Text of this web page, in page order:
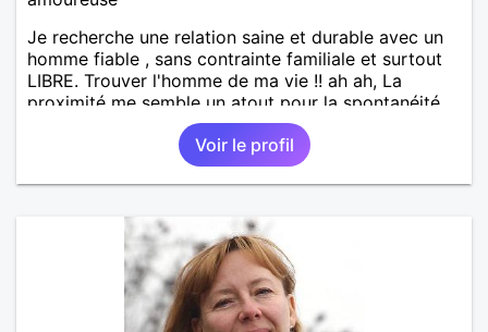
Je recherche une relation saine et durable avec un
homme fiable , sans contrainte familiale et surtout
LIBRE. Trouver l'homme de ma vie !! ah ah, La
proximité me semble un atout pour la spontanéité
de la relation !! A bon entendeur !
Voir le profil